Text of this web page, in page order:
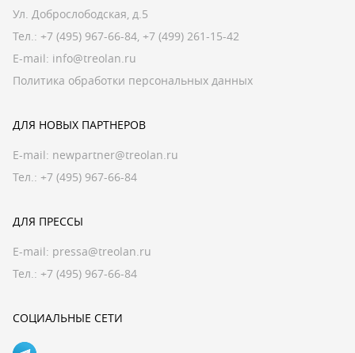
Ул. Доброслободская, д.5
Тел.: +7 (495) 967-66-84, +7 (499) 261-15-42
E-mail: info@treolan.ru
Политика обработки персональных данных
ДЛЯ НОВЫХ ПАРТНЕРОВ
E-mail: newpartner@treolan.ru
Тел.: +7 (495) 967-66-84
ДЛЯ ПРЕССЫ
E-mail: pressa@treolan.ru
Тел.: +7 (495) 967-66-84
СОЦИАЛЬНЫЕ СЕТИ